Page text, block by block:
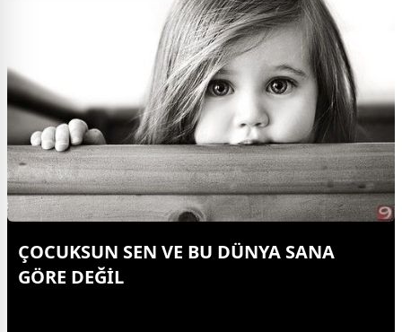
ÇOCUKSUN SEN VE BU DÜNYA SANA
GÖRE DEĞİL